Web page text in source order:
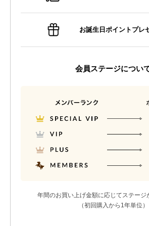
お誕生日ポイントプレ
会員ステージについ
年間のお買い上げ金額に応じてステージ
（初回購入から1年単位）